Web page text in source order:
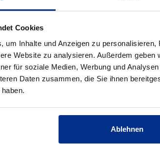
Cookies
um Inhalte und Anzeigen zu
Website zu analysieren. Außerdem
für soziale Medien, Werbung und
Daten zusammen, die Sie ihnen
Ablehnen